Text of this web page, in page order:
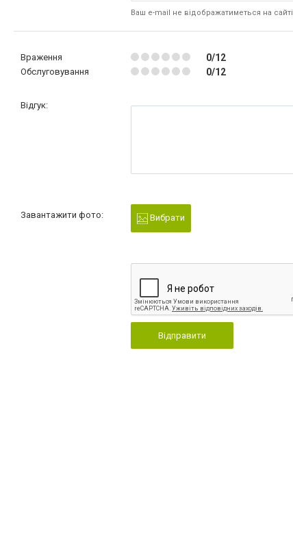
Ваш e-mail не відображатиметься на сайті
Враження 0/12
Обслуговування 0/12
Відгук:
Завантажити фото: Вибрати
Відправити